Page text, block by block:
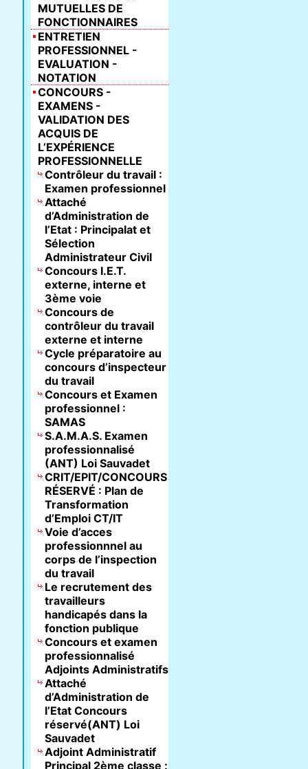
MUTUELLES DE
FONCTIONNAIRES
ENTRETIEN
PROFESSIONNEL -
EVALUATION -
NOTATION
CONCOURS -
EXAMENS -
VALIDATION DES
ACQUIS DE
L’EXPÉRIENCE
PROFESSIONNELLE
Contrôleur du travail :
Examen professionnel
Attaché
d’Administration de
l’Etat : Principalat et
Sélection
Administrateur Civil
Concours I.E.T.
externe, interne et
3ème voie
Concours de
contrôleur du travail
externe et interne
Cycle préparatoire au
concours d’inspecteur
du travail
Concours et Examen
professionnel :
SAMAS
S.A.M.A.S. Examen
professionnalisé
(ANT) Loi Sauvadet
CRIT/EPIT/CONCOURS
RÉSERVÉ : Plan de
Transformation
d’Emploi CT/IT
Voie d’acces
professionnnel au
corps de l’inspection
du travail
Le recrutement des
travailleurs
handicapés dans la
fonction publique
Concours et examen
professionnalisé
Adjoints Administratifs
Attaché
d’Administration de
l’Etat Concours
réservé(ANT) Loi
Sauvadet
Adjoint Administratif
Principal 2ème classe :